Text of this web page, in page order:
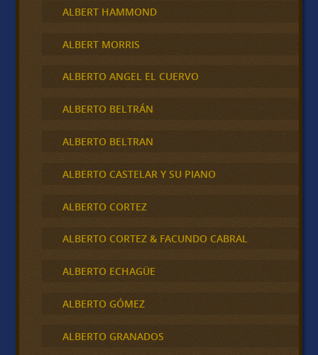
ALBERT HAMMOND
ALBERT MORRIS
ALBERTO ANGEL EL CUERVO
ALBERTO BELTRÁN
ALBERTO BELTRAN
ALBERTO CASTELAR Y SU PIANO
ALBERTO CORTEZ
ALBERTO CORTEZ & FACUNDO CABRAL
ALBERTO ECHAGÜE
ALBERTO GÓMEZ
ALBERTO GRANADOS